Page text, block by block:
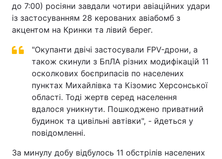
до 7:00) росіяни завдали чотири авіаційних удари
із застосуванням 28 керованих авіабомб з
акцентом на Кринки та лівий берег.
"Окупанти двічі застосували FPV-дрони, а
також скинули з БпЛА різних модифікацій 11
осколкових боєприпасів по населених
пунктах Михайлівка та Кізомис Херсонської
області. Тоді жертв серед населення
вдалося уникнути. Пошкоджено приватний
будинок та цивільні автівки", - йдеться у
повідомленні.
За минулу добу відбулось 11 обстрілів населених